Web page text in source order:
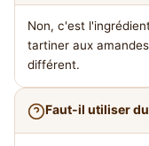
Non, c'est
tartiner aux
différent.
Faut-il utiliser